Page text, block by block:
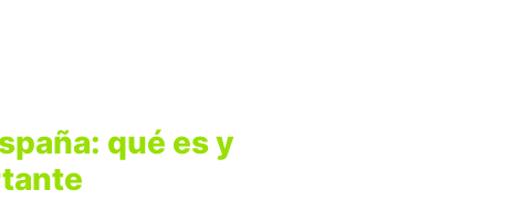
qué es y